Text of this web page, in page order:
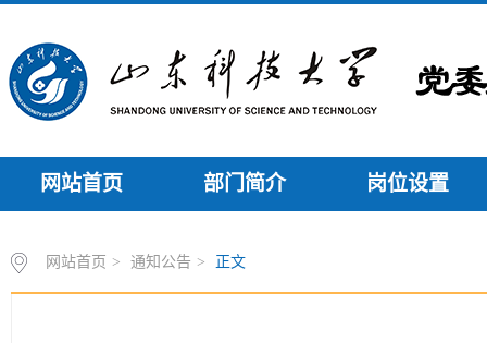
网站首页 部门简介 岗位设置
网站首页 > 通知公告 > 正文